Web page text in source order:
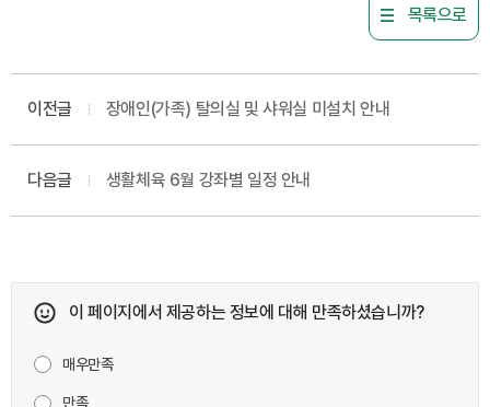
목록으로
이전글 장애인(가족) 탈의실 및 샤워실 미설치 안내
다음글 생활체육 6월 강좌별 일정 안내
이 페이지에서 제공하는 정보에 대해 만족하셨습니까?
매우만족
만족